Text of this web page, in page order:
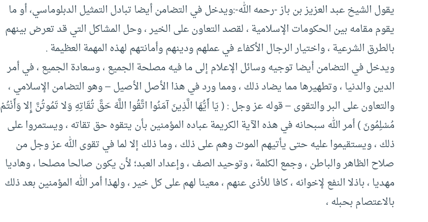
يقول الشيخ عبد العزيز بن باز -رحمه الله-:ويدخل في التضامن أيضا تبادل التمثيل الدبلوماسي، أو ما
يقوم مقامه بين الحكومات الإسلامية ، لقصد التعاون على الخير ، وحل المشاكل التي قد تعرض بينهم
بالطرق الشرعية ، واختيار الرجال الأكفاء في عملهم ودينهم وأمانتهم لهذه المهمة العظيمة .
ويدخل في التضامن أيضا توجيه وسائل الإعلام إلى ما فيه مصلحة الجميع ، وسعادة الجميع ، في أمر
الدين والدنيا ، وتطهيرها مما يضاد ذلك ، ومما ورد في هذا الأصل الأصيل – وهو التضامن الإسلامي ،
والتعاون على البر والتقوى – قوله عز وجل : ( يَا أَيُّهَا الَّذِينَ آمَنُوا اتَّقُوا اللَّهَ حَقَّ تُقَاتِهِ وَلا تَمُوتُنَّ إِلا وَأَنْتُمْ
مُسْلِمُونَ ) أمر الله سبحانه في هذه الآية الكريمة عباده المؤمنين بأن يتقوه حق تقاته ، ويستمروا على
ذلك ، ويستقيموا عليه حتى يأتيهم الموت وهم على ذلك ، وما ذلك إلا لما في تقوى الله عز وجل من
صلاح الظاهر والباطن ، وجمع الكلمة ، وتوحيد الصف ، وإعداد العبد؛ لأن يكون صالحا مصلحا ، وهاديا
مهديا ، باذلا النفع لإخوانه ، كافا للأذى عنهم ، معينا لهم على كل خير ، ولهذا أمر الله المؤمنين بعد ذلك
بالاعتصام بحبله ،